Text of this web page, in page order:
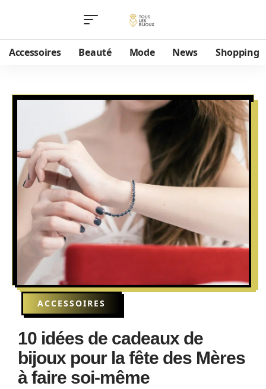
Accessoires Beauté Mode News Shopping
ACCESSOIRES
10 idées de cadeaux de
bijoux pour la fête des Mères
à faire soi-même